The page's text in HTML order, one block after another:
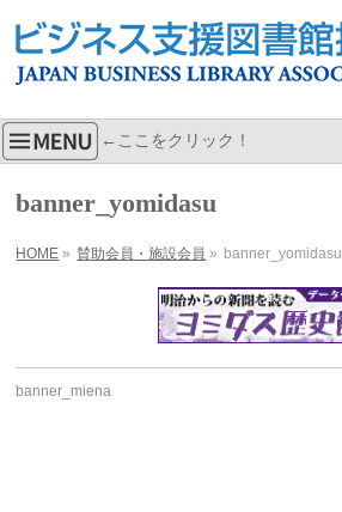
←ここをクリック！
banner_yomidasu
HOME » 賛助会員・施設会員 » banner_yomidasu
banner_miena